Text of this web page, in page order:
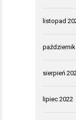
listopad
październik
sierpień
lipiec 2022